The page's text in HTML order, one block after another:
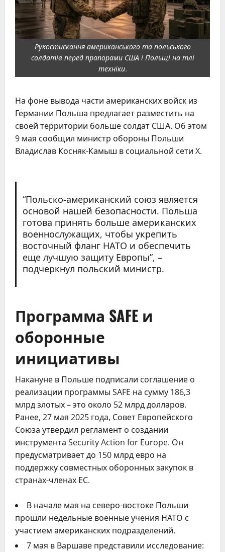
Рукостискання американського та польського
солдатів перед прапорами США і Польщі на тлі
техніки.
На фоне вывода части американских войск из
Германии Польша предлагает разместить на
своей территории больше солдат США. Об этом
9 мая сообщил министр обороны Польши
Владислав Косняк-Камыш в социальной сети X.
“Польско-американский союз является
основой нашей безопасности. Польша
готова принять больше американских
военнослужащих, чтобы укрепить
восточный фланг НАТО и обеспечить
еще лучшую защиту Европы”, –
подчеркнул польский министр.
Программа SAFE и
оборонные
инициативы
Накануне в Польше подписали соглашение о
реализации программы SAFE на сумму 186,3
млрд злотых – это около 52 млрд долларов.
Ранее, 27 мая 2025 года, Совет Европейского
Союза утвердил регламент о создании
инструмента Security Action for Europe. Он
предусматривает до 150 млрд евро на
поддержку совместных оборонных закупок в
странах-членах ЕС.
В начале мая на северо-востоке Польши
прошли недельные военные учения НАТО с
участием американских подразделений.
7 мая в Варшаве представили исследование: